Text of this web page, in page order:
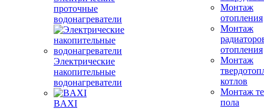
проточные
водонагреватели
Электрические
накопительные
водонагреватели
BAXI
Монтаж
отопления
Монтаж
отопления
Монтаж
котлов
Монтаж
пола